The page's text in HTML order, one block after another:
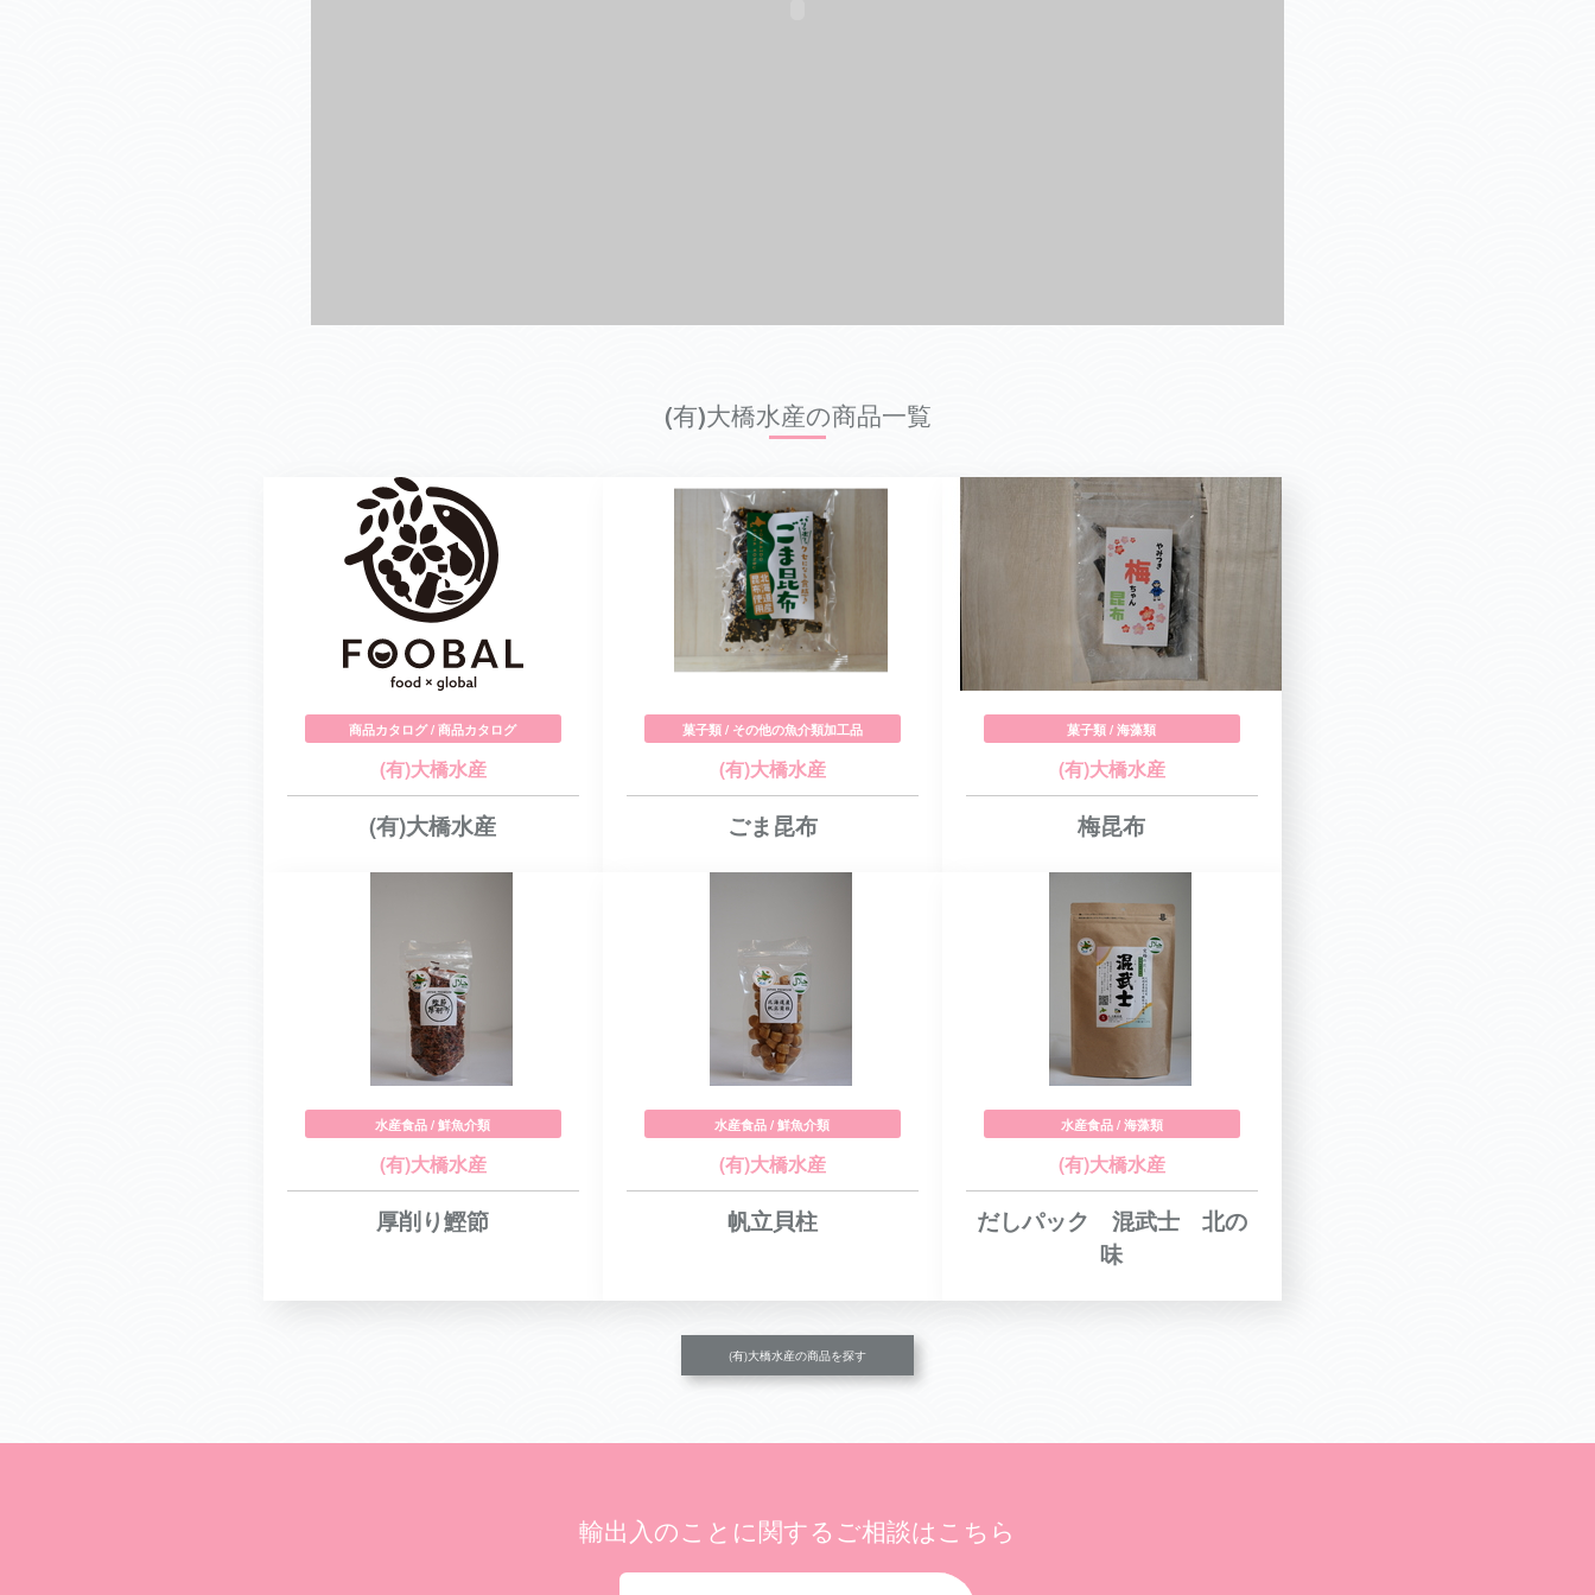
(有)大橋水産の商品一覧
商品カタログ / 商品カタログ
(有)大橋水産
(有)大橋水産
菓子類 / その他の魚介類加工品
(有)大橋水産
ごま昆布
菓子類 / 海藻類
(有)大橋水産
梅昆布
水産食品 / 鮮魚介類
(有)大橋水産
厚削り鰹節
水産食品 / 鮮魚介類
(有)大橋水産
帆立貝柱
水産食品 / 海藻類
(有)大橋水産
だしパック 混武士 北の
味
(有)大橋水産の商品を探す
輸出入のことに関する ご相談はこちら